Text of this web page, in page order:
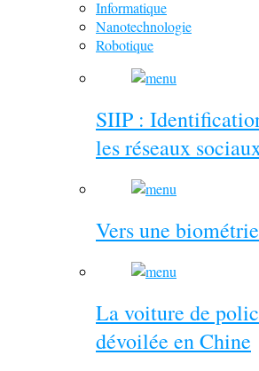
Informatique
Nanotechnologie
Robotique
SIIP :
les réseaux
Vers une
La voiture de
dévoilée en Chine